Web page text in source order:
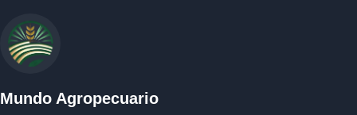
Mundo Agropecuario